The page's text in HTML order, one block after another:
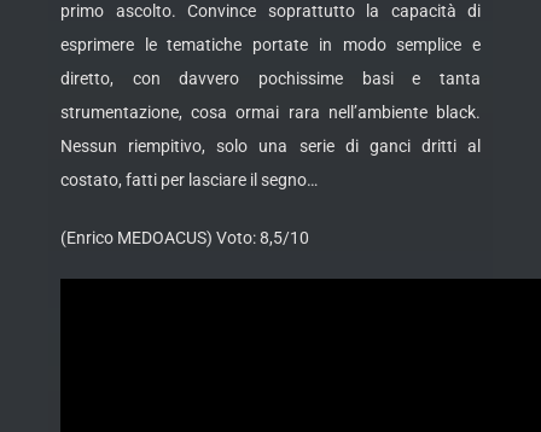
primo ascolto. Convince soprattutto la capacità di
esprimere le tematiche portate in modo semplice e
diretto, con davvero pochissime basi e tanta
strumentazione, cosa ormai rara nell’ambiente black.
Nessun riempitivo, solo una serie di ganci dritti al
costato, fatti per lasciare il segno…
(Enrico MEDOACUS) Voto: 8,5/10